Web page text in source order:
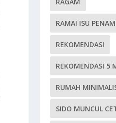
RAMAI ISU
REKOMENDASI
REKOMENDASI 5
RUMAH
SIDO MUNCUL